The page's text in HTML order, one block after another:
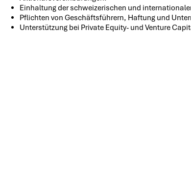
Einhaltung der schweizerischen und
Pflichten von Geschäftsführern, Haftung und
Unterstützung bei Private Equity- und Venture